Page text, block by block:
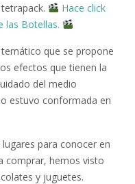
Hace click
las Botellas.
temático que se propone
efectos que tienen la
del medio
estuvo conformada en
lugares para conocer en
comprar, hemos visto
y juguetes.